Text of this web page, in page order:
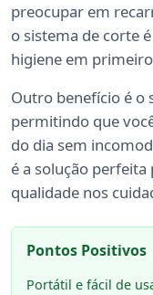
preocupar em
o sistema de corte
higiene em
Outro benefício é o
permitindo que
do dia sem
é a solução
qualidade nos
Pontos Positivos
Portátil e fácil de